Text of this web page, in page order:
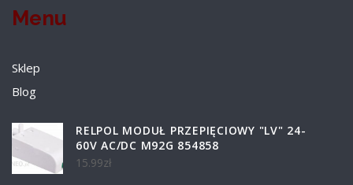
Menu
Sklep
Blog
RELPOL MODUŁ PRZEPIĘCIOWY "LV" 24-
60V AC/DC M92G 854858
15.99zł